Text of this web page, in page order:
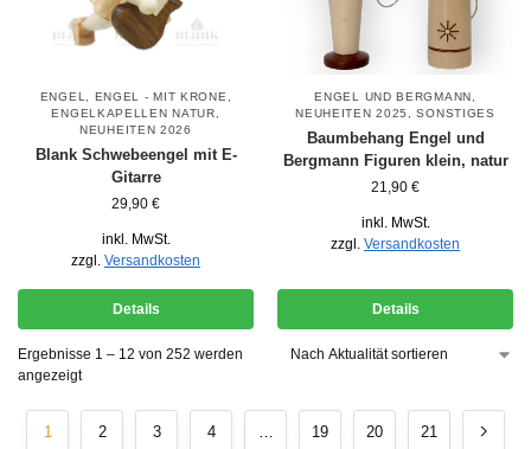
ENGEL ENGEL - MIT KRONE
ENGELKAPELLEN NATUR
NEUHEITEN 2026
Blank Schwebeengel mit E-
Gitarre
29,90 €
inkl. MwSt.
zzgl. Versandkosten
Details
ENGEL UND BERGMANN
NEUHEITEN 2025
,SONSTIGES
Baumbehang Engel und
Bergmann Figuren klein, natur
21,90 €
inkl. MwSt.
zzgl. Versandkosten
Details
Ergebnisse 1 – 12 von 252 werden
angezeigt
1 2 3 4 … 19 20 21